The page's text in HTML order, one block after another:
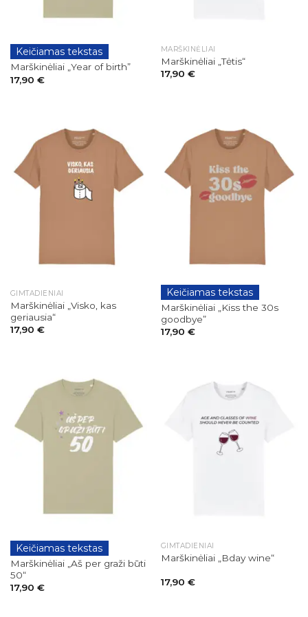
GIMTADIENIAI
Keičiamas tekstas
Marškinėliai „Year of birth”
17,90 €
MARŠKINĖLIAI
Marškinėliai „Tėtis“
17,90 €
GIMTADIENIAI
Marškinėliai „Visko, kas
geriausia“
17,90 €
GIMTADIENIAI
Keičiamas tekstas
Marškinėliai „Kiss the 30s
goodbye”
17,90 €
GIMTADIENIAI
Keičiamas tekstas
Marškinėliai „Aš per graži būti
50“
17,90 €
GIMTADIENIAI
Marškinėliai „Bday wine“
17,90 €